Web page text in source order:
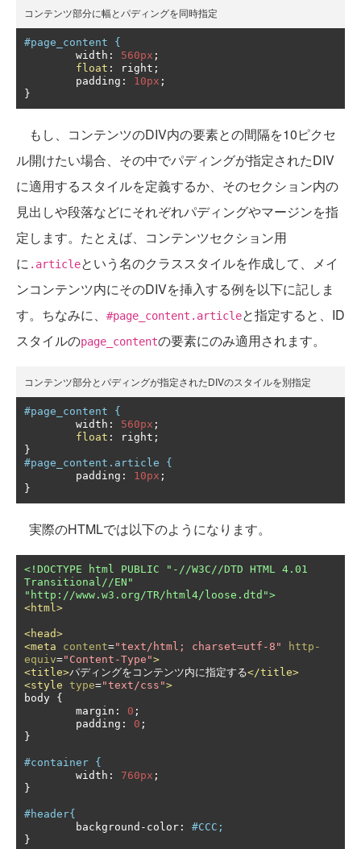
コンテンツ部分に幅とパディングを同時指定
#page_content {
	width
: 560px ;
float : right ;
	padding
: 10px ;
}
もし、コンテンツのDIV内の要素との間隔を10ピクセ
ル開けたい場合、その中でパディングが指定されたDIV
に適用するスタイルを定義するか、そのセクション内の
見出しや段落などにそれぞれパディングやマージンを指
定します。たとえば、コンテンツセクション用
に .articleという名のクラススタイルを作成して、メイ
ンコンテンツ内にそのDIVを挿入する例を以下に記しま
す。ちなみに、
#page_content.articleと指定すると、ID
スタイルのpage_contentの要素にのみ適用されます。
コンテンツ部分とパディングが指定されたDIVのスタイルを別指定
#page_content {
	width
: 560px ;
float : right ;
}
#page_content.article {
	padding
: 10px ;
}
実際のHTMLでは以下のようになります。
<!DOCTYPE html PUBLIC "-//W3C//DTD HTML 4.01
Transitional//EN"
"http://www.w3.org/TR/html4/loose.dtd">
<html>
<head>
<meta
content="text/html; charset=utf-8"
http-
equiv="Content-Type">
<title>パディングをコンテンツ内に指定する</title>
<style type="text/css">
body {
	margin
: 0 ;
	padding
: 0 ;
}
#container {
	width
: 760px ;
}
#header{
	background
- color :
#CCC;
}